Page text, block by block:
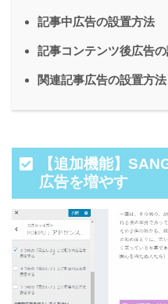
記事中広告の設置方法
記事コンテンツ後広告
関連記事広告の設置方法
【追加機能】
広告を増やす